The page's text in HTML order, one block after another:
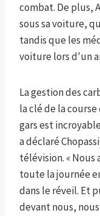
combat. De plus,
sous sa voiture,
tandis que les
voiture lors d'un
La gestion des
la clé de la course
gars est
a déclaré
télévision. « Nous
toute la journée
dans le réveil. Et
devant nous,